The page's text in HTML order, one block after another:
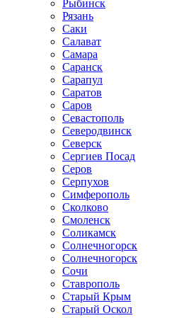
Рыбинск
Рязань
Саки
Салават
Самара
Саранск
Сарапул
Саратов
Саров
Севастополь
Северодвинск
Северск
Сергиев Посад
Серов
Серпухов
Симферополь
Сколково
Смоленск
Соликамск
Солнечногорск
Солнечногорск
Сочи
Ставрополь
Старый Крым
Старый Оскол